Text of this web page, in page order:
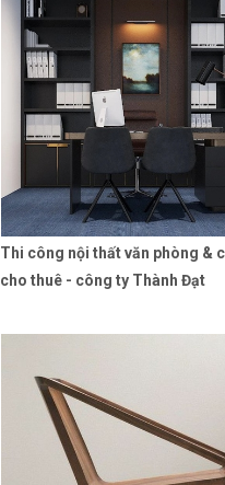
Liên hệ
Thi công nội thất văn phòng &
cho thuê - công ty Thành Đạt